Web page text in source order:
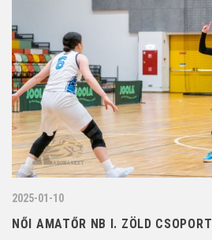
2025-01-10
NŐI AMATŐR NB I. ZÖLD CSOPORT